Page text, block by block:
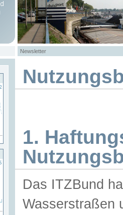
Newsletter
1.
Das ITZBund
Wasserstraßen